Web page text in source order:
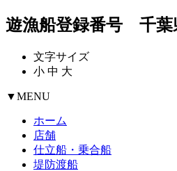
遊漁船登録番号 千葉
文字サイズ
小 中 大
▼MENU
ホーム
店舗
仕立船・乗合船
堤防渡船